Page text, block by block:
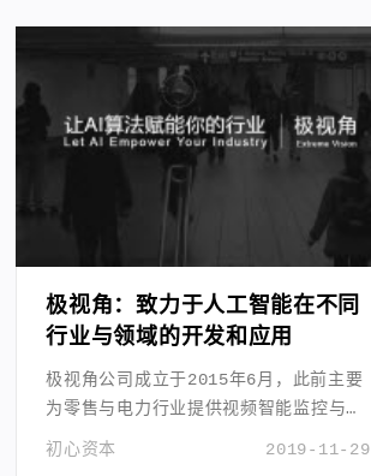
极视角：致力于人工智能在不同
行业与领域的开发和应用
极视角公司成立于2015年6月，此前主要
为零售与电力行业提供视频智能监控与分
析的计算机视觉解决方案。
2019-11-29
初心资本